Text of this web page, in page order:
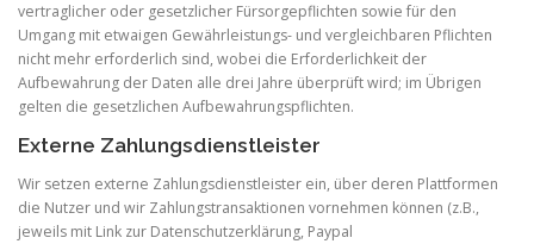
vertraglicher oder gesetzlicher Fürsorgepflichten sowie für den
Umgang mit etwaigen Gewährleistungs- und vergleichbaren Pflichten
nicht mehr erforderlich sind, wobei die Erforderlichkeit der
Aufbewahrung der Daten alle drei Jahre überprüft wird; im Übrigen
gelten die gesetzlichen Aufbewahrungspflichten.
Externe Zahlungsdienstleister
Wir setzen externe Zahlungsdienstleister ein, über deren Plattformen
die Nutzer und wir Zahlungstransaktionen vornehmen können (z.B.,
jeweils mit Link zur Datenschutzerklärung, Paypal